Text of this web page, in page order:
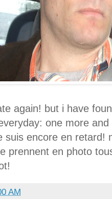
again! but i have
one more
suis encore en retard!
prennent en photo
AM